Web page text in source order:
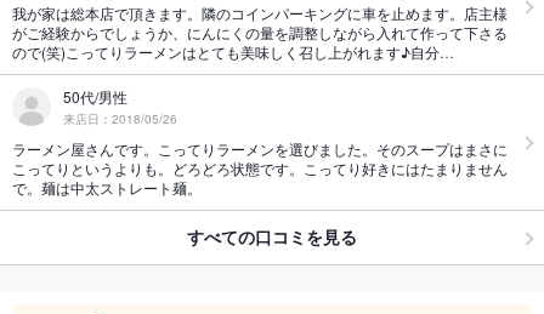
我が家は総本店で頂きます。隣のコインパーキングに車を止めます。店主様
がご経験からでしょうか、にんにくの量を調整しながら入れて作って下さる
ので(笑)こってりラーメンはとても美味しく召し上がれます♪自分…
50代/男性
来店日：2018/05/26
ラーメン屋さんです。こってりラーメンを選びました。そのスープはまさに
こってりというよりも。どろどろ状態です。こってり好きにはたまりません
で。麺は中太ストレート麺。
すべての口コミを見る